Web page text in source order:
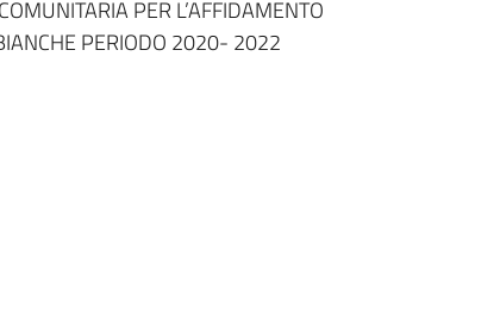
PER L’AFFIDAMENTO
PERIODO 2020- 2022